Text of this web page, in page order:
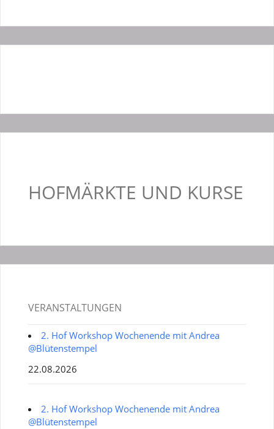
HOFMÄRKTE UND KURSE
VERANSTALTUNGEN
2. Hof Workshop Wochenende mit Andrea
@Blütenstempel
22.08.2026
2. Hof Workshop Wochenende mit Andrea
@Blütenstempel